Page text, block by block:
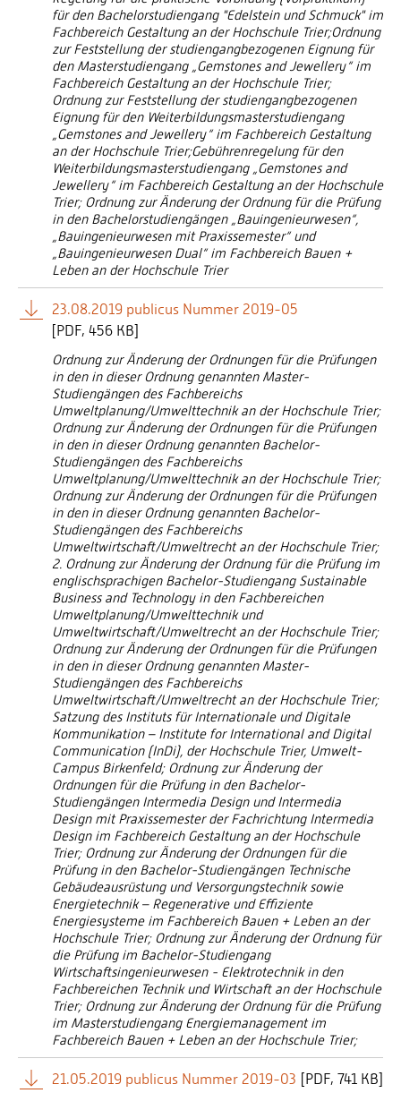
für den Bachelorstudiengang "Edelstein und Schmuck" im
Fachbereich Gestaltung an der Hochschule Trier;Ordnung
zur Feststellung der studiengangbezogenen Eignung für
den Masterstudiengang „Gemstones and Jewellery“ im
Fachbereich Gestaltung an der Hochschule Trier;
Ordnung zur Feststellung der studiengangbezogenen
Eignung für den Weiterbildungsmasterstudiengang
„Gemstones and Jewellery“ im Fachbereich Gestaltung
an der Hochschule Trier;Gebührenregelung für den
Weiterbildungsmasterstudiengang „Gemstones and
Jewellery“ im Fachbereich Gestaltung an der Hochschule
Trier; Ordnung zur Änderung der Ordnung für die Prüfung
in den Bachelorstudiengängen „Bauingenieurwesen“,
„Bauingenieurwesen mit Praxissemester“ und
„Bauingenieurwesen Dual“ im Fachbereich Bauen +
Leben an der Hochschule Trier
23.08.2019 publicus Nummer 2019-05
PDF 456 KB]
Ordnung zur Änderung der Ordnungen für die Prüfungen
in den in dieser Ordnung genannten Master-
Studiengängen des Fachbereichs
Umweltplanung/Umwelttechnik an der Hochschule Trier;
Ordnung zur Änderung der Ordnungen für die Prüfungen
in den in dieser Ordnung genannten Bachelor-
Studiengängen des Fachbereichs
Umweltplanung/Umwelttechnik an der Hochschule Trier;
Ordnung zur Änderung der Ordnungen für die Prüfungen
in den in dieser Ordnung genannten Bachelor-
Studiengängen des Fachbereichs
Umweltwirtschaft/Umweltrecht an der Hochschule Trier;
2. Ordnung zur Änderung der Ordnung für die Prüfung im
englischsprachigen Bachelor-Studiengang Sustainable
Business and Technology in den Fachbereichen
Umweltplanung/Umwelttechnik und
Umweltwirtschaft/Umweltrecht an der Hochschule Trier;
Ordnung zur Änderung der Ordnungen für die Prüfungen
in den in dieser Ordnung genannten Master-
Studiengängen des Fachbereichs
Umweltwirtschaft/Umweltrecht an der Hochschule Trier;
Satzung des Instituts für Internationale und Digitale
Kommunikation – Institute for International and Digital
Communication (InDi), der Hochschule Trier, Umwelt-
Campus Birkenfeld; Ordnung zur Änderung der
Ordnungen für die Prüfung in den Bachelor-
Studiengängen Intermedia Design und Intermedia
Design mit Praxissemester der Fachrichtung Intermedia
Design im Fachbereich Gestaltung an der Hochschule
Trier; Ordnung zur Änderung der Ordnungen für die
Prüfung in den Bachelor-Studiengängen Technische
Gebäudeausrüstung und Versorgungstechnik sowie
Energietechnik – Regenerative und Effiziente
Energiesysteme im Fachbereich Bauen + Leben an der
Hochschule Trier; Ordnung zur Änderung der Ordnung für
die Prüfung im Bachelor-Studiengang
Wirtschaftsingenieurwesen - Elektrotechnik in den
Fachbereichen Technik und Wirtschaft an der Hochschule
Trier; Ordnung zur Änderung der Ordnung für die Prüfung
im Masterstudiengang Energiemanagement im
Fachbereich Bauen + Leben an der Hochschule Trier;
21.05.2019 publicus Nummer 2019-03 PDF 741 KB]